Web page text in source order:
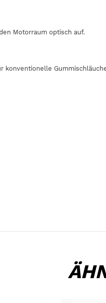
Motorraum optisch auf.
konventionelle